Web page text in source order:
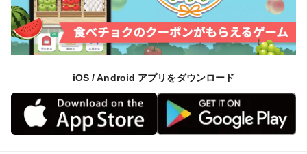
またイタリアンではペペロンチーノのにんにく代わり
に。先に油に白い茎部を入れ火を通して香りを出し、麺
めやうどなども一緒に入れると山菜のそれぞれの風味が
引き立て合い、食感的にもいいです。
他にも餃子や春巻きのタネをニラの代わりに。パンチが
iOS / Android アプリをダウンロード